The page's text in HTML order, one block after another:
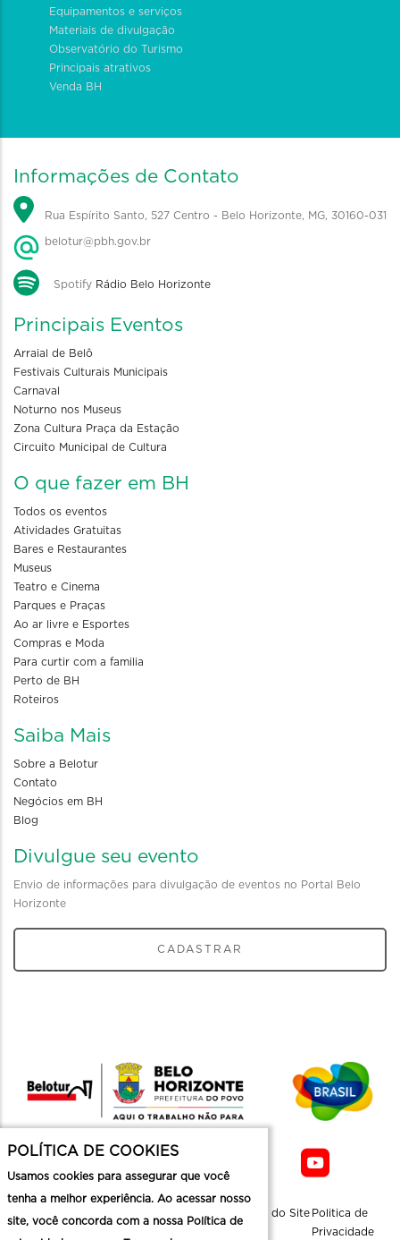
Equipamentos e serviços
Materiais de divulgação
Observatório do Turismo
Principais atrativos
Venda BH
Informações de Contato
Rua Espírito Santo, 527 Centro - Belo Horizonte, MG, 30160-031
belotur@pbh.gov.br
Spotify Rádio Belo Horizonte
Principais Eventos
Arraial de Belô
Festivais Culturais Municipais
Carnaval
Noturno nos Museus
Zona Cultura Praça da Estação
Circuito Municipal de Cultura
O que fazer em BH
Todos os eventos
Atividades Gratuitas
Bares e Restaurantes
Museus
Teatro e Cinema
Parques e Praças
Ao ar livre e Esportes
Compras e Moda
Para curtir com a familia
Perto de BH
Roteiros
Saiba Mais
Sobre a Belotur
Contato
Negócios em BH
Blog
Divulgue seu evento
Envio de informações para divulgação de eventos no Portal Belo
Horizonte
CADASTRAR
Mapa do Site Politica de
Privacidade
POLÍTICA DE COOKIES
Usamos cookies para assegurar que você
tenha a melhor experiência. Ao acessar nosso
site, você concorda com a nossa Política de